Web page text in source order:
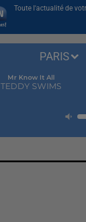
Toute l'actualité de
Mr Know It All
TEDDY SWIMS
PARIS